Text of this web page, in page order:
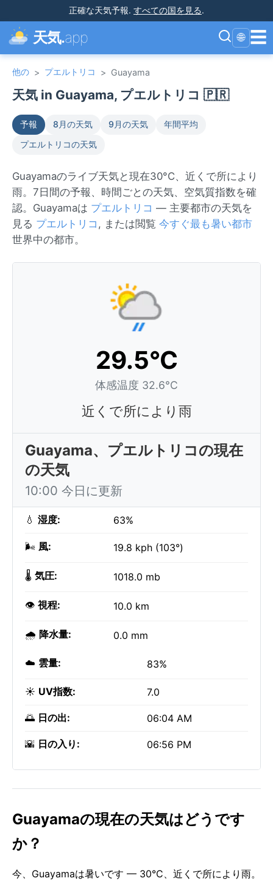
正確な天気予報. すべての国を見る.
天気.app 🌐 ☰
他の > プエルトリコ > Guayama
天気 in Guayama, プエルトリコ 🇵🇷
予報 8月の天気 9月の天気
年間平均
プエルトリコの天気
Guayamaのライブ天気と現在30°C、近くで所により
雨。7日間の予報、時間ごとの天気、空気質指数を確
認。Guayamaは プエルトリコ — 主要都市の天気を
見る プエルトリコ , または閲覧 今すぐ最も暑い都市
世界中の都市。
29.5°C
体感温度 32.6°C
近くで所により雨
Guayama、プエルトリコの現在
の天気
10:00 今日に更新
💧 湿度: 63%
🌬️ 風: 19.8 kph (103°)
🌡️ 気圧: 1018.0 mb
👁️ 視程: 10.0 km
🌧️ 降水量: 0.0 mm
☁️ 雲量: 83%
☀️ UV指数: 7.0
🌅 日の出: 06:04 AM
🌇 日の入り: 06:56 PM
Guayamaの現在の天気はどうです
か？
今、Guayamaは暑いです — 30°C、近くで所により雨。